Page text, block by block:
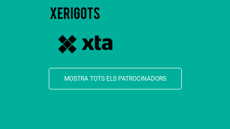
MOSTRA TOTS ELS PATROCINADORS